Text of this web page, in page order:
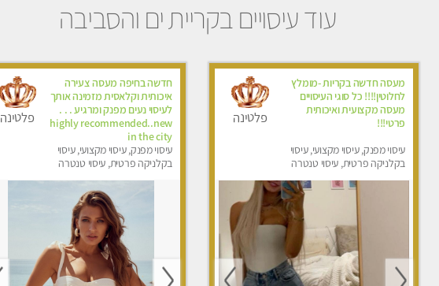
עוד עיסויים בקריית ים והסביבה
מעסה חדשה בקריות -מומלץ
לחלוטין!!!! כל סוגי העיסויים
מעסה מקצועית ואיכותית
פרטי!!!
עיסוי מפנק, עיסוי מקצועי, עיסוי
בקלניקה פרטית, עיסוי טנטרה
פלטינה
חדשה בחיפה מעסה צעירה
איכותית וקלאסית מזמינה אותך
לעיסוי נעים מפנק ומרגיע . . .
highly recommended..new
in the city
עיסוי מפנק, עיסוי מקצועי, עיסוי
בקלניקה פרטית, עיסוי טנטרה
פלטינה